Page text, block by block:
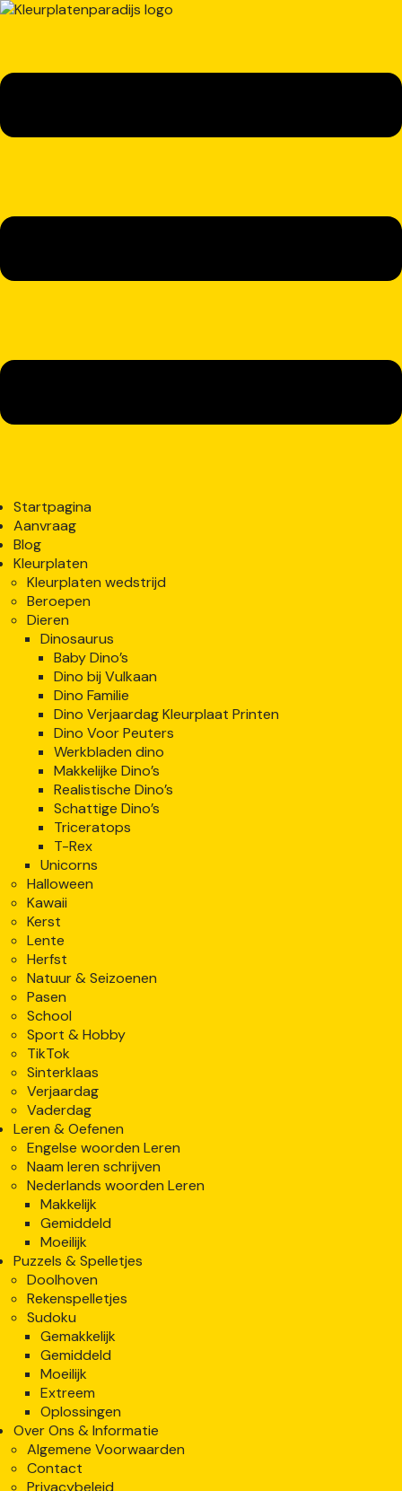
Startpagina
Aanvraag
Blog
Kleurplaten
Kleurplaten wedstrijd
Beroepen
Dieren
Dinosaurus
Baby Dino’s
Dino bij Vulkaan
Dino Familie
Dino Verjaardag Kleurplaat Printen
Dino Voor Peuters
Werkbladen dino
Makkelijke Dino’s
Realistische Dino’s
Schattige Dino’s
Triceratops
T-Rex
Unicorns
Halloween
Kawaii
Kerst
Lente
Herfst
Natuur & Seizoenen
Pasen
School
Sport & Hobby
TikTok
Sinterklaas
Verjaardag
Vaderdag
Leren & Oefenen
Engelse woorden Leren
Naam leren schrijven
Nederlands woorden Leren
Makkelijk
Gemiddeld
Moeilijk
Puzzels & Spelletjes
Doolhoven
Rekenspelletjes
Sudoku
Gemakkelijk
Gemiddeld
Moeilijk
Extreem
Oplossingen
Over Ons & Informatie
Algemene Voorwaarden
Contact
Privacybeleid